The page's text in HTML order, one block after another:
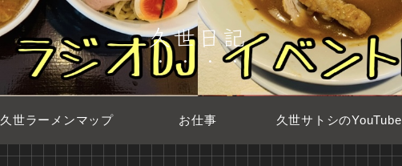
久世日記
久世ラーメンマップ お仕事 久世サトシのYouTube